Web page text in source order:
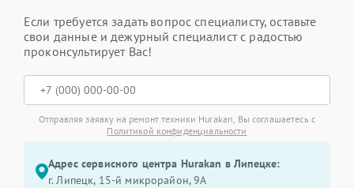
Если требуется задать вопрос специалисту, оставьте
свои данные и дежурный специалист с радостью
проконсультирует Вас!
Отправляя заявку на ремонт техники Hurakan, Вы соглашаетесь с
Политикой конфиденциальности
Адрес сервисного центра Hurakan в Липецке:
г. Липецк, 15-й микрорайон, 9А